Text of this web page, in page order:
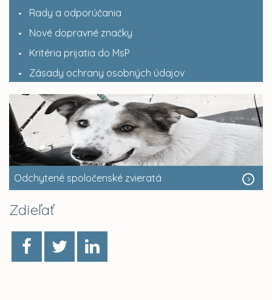
Rady a odporúčania
Nové dopravné značky
Kritéria prijatia do MsP
Zásady ochrany osobných údajov
Odchytené spoločenské zvieratá
Zdieľať